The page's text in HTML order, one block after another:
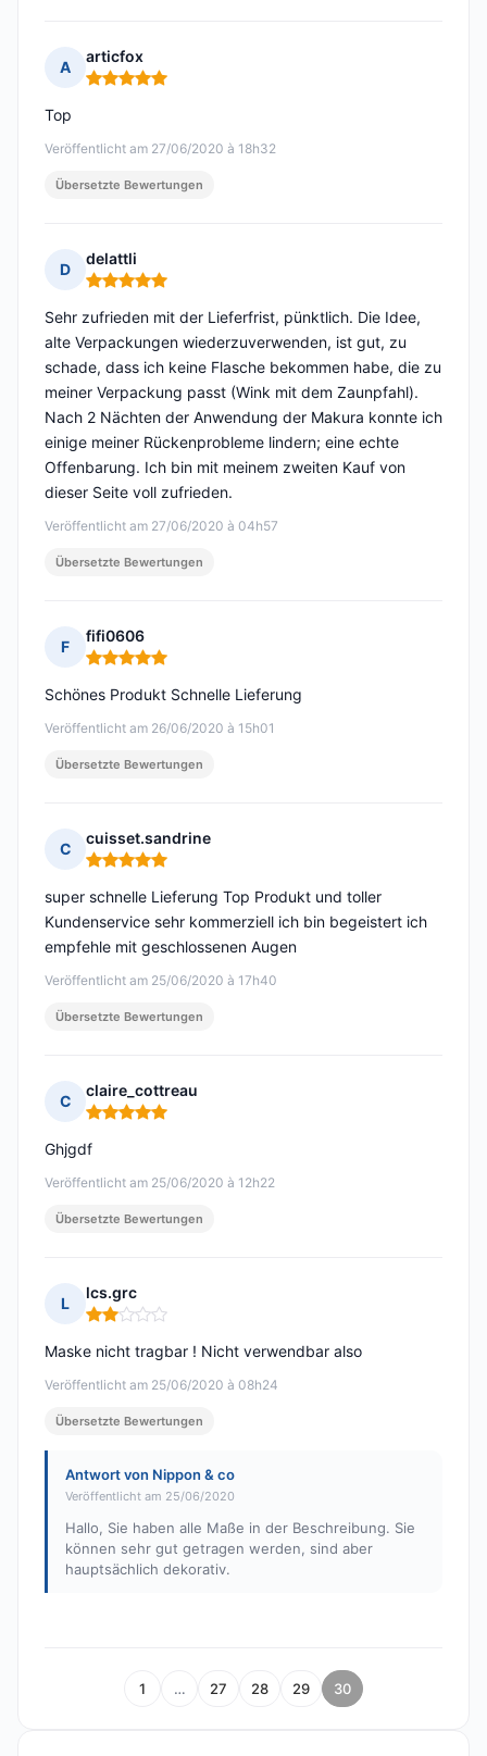
A
articfox
Hinweis: 5 von 5
Veröffentlicht am 27/06/2020 à 18h32
Top
Übersetzte Bewertungen
D
delattli
Hinweis: 5 von 5
Veröffentlicht am 27/06/2020 à 04h57
Sehr zufrieden mit der Lieferfrist, pünktlich. Die Idee,
alte Verpackungen wiederzuverwenden, ist gut, zu
schade, dass ich keine Flasche bekommen habe, die zu
meiner Verpackung passt (Wink mit dem Zaunpfahl).
Nach 2 Nächten der Anwendung der Makura konnte ich
einige meiner Rückenprobleme lindern; eine echte
Offenbarung. Ich bin mit meinem zweiten Kauf von
dieser Seite voll zufrieden.
Übersetzte Bewertungen
F
fifi0606
Hinweis: 5 von 5
Veröffentlicht am 26/06/2020 à 15h01
Schönes Produkt Schnelle Lieferung
Übersetzte Bewertungen
C
cuisset.sandrine
Hinweis: 5 von 5
Veröffentlicht am 25/06/2020 à 17h40
super schnelle Lieferung Top Produkt und toller
Kundenservice sehr kommerziell ich bin begeistert ich
empfehle mit geschlossenen Augen
Übersetzte Bewertungen
C
claire_cottreau
Hinweis: 5 von 5
Veröffentlicht am 25/06/2020 à 12h22
Ghjgdf
Übersetzte Bewertungen
L
lcs.grc
Hinweis: 2 von 5
Veröffentlicht am 25/06/2020 à 08h24
Maske nicht tragbar ! Nicht verwendbar also
Übersetzte Bewertungen
Antwort von Nippon & co
Veröffentlicht am 25/06/2020
Hallo, Sie haben alle Maße in der Beschreibung. Sie
können sehr gut getragen werden, sind aber
hauptsächlich dekorativ.
1 … 27 28 29 30